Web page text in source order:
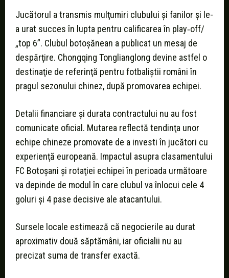
Jucătorul a transmis mulţumiri clubului şi fanilor şi le-
a urat succes în lupta pentru calificarea în play‑off/
„top 6”. Clubul botoşănean a publicat un mesaj de
despărţire. Chongqing Tonglianglong devine astfel o
destinaţie de referinţă pentru fotbaliştii români în
pragul sezonului chinez, după promovarea echipei.
Detalii financiare şi durata contractului nu au fost
comunicate oficial. Mutarea reflectă tendinţa unor
echipe chineze promovate de a investi în jucători cu
experienţă europeană. Impactul asupra clasamentului
FC Botoșani şi rotaţiei echipei în perioada următoare
va depinde de modul în care clubul va înlocui cele 4
goluri şi 4 pase decisive ale atacantului.
Sursele locale estimează că negocierile au durat
aproximativ două săptămâni, iar oficialii nu au
precizat suma de transfer exactă.